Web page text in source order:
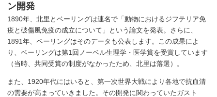
ン開発
1890年、北里とベーリングは連名で「動物におけるジフテリア免
疫と破傷風免疫の成立について」という論文を発表。さらに、
1891年、ベーリングはそのデータも公表します。この成果によ
り、ベーリングは第1回ノーベル生理学・医学賞を受賞しています
（当時、共同受賞の制度がなかったため、北里は落選）。
また、1920年代にはいると、第一次世界大戦により各地で抗血清
の需要が高まっていきました。その開発に関わっていたガスト